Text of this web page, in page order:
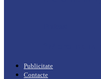
Publicitate
Contacte